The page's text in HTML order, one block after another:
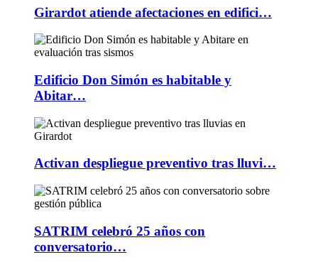
Girardot atiende afectaciones en edifici…
Edificio Don Simón es habitable y
Abitar…
Activan despliegue preventivo tras lluvi…
SATRIM celebró 25 años con
conversatorio…